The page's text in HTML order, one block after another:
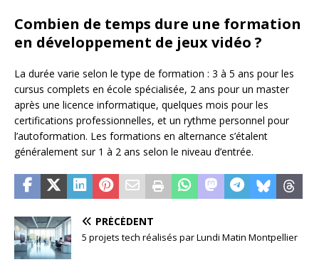
Combien de temps dure une formation
en développement de jeux vidéo ?
La durée varie selon le type de formation : 3 à 5 ans pour les
cursus complets en école spécialisée, 2 ans pour un master
après une licence informatique, quelques mois pour les
certifications professionnelles, et un rythme personnel pour
l’autoformation. Les formations en alternance s’étalent
généralement sur 1 à 2 ans selon le niveau d’entrée.
PRÉCÉDENT
5 projets tech réalisés par Lundi Matin Montpellier